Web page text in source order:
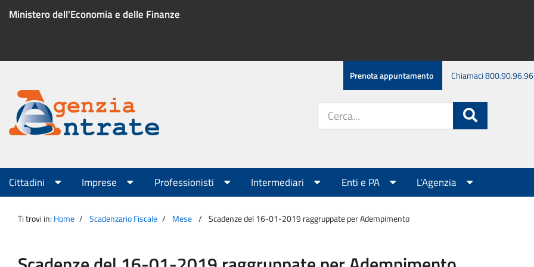
Ministero dell'Economia e delle Finanze
Menu
servizio
Prenota appuntamento Chiamaci 800.90.96.96
Agenzia
Entrate
sito:
Menu
principale
Cittadini Imprese Professionisti Intermediari Enti e PA L'Agenzia
Ti trovi in: Home Scadenzario Fiscale Mese Scadenze del 16-01-2019 raggruppate per Adempimento